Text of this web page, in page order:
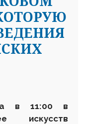
в 11:00 в
искусств